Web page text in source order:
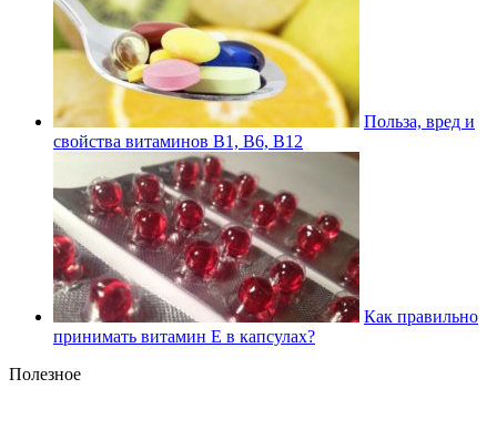
Польза, вред и
свойства витаминов В1, В6, В12
Как правильно
принимать витамин Е в капсулах?
Полезное